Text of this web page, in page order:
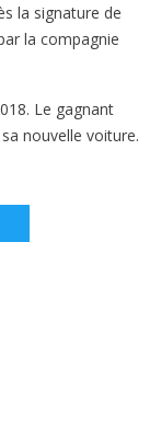
la signature de
la compagnie
Le gagnant
nouvelle voiture.